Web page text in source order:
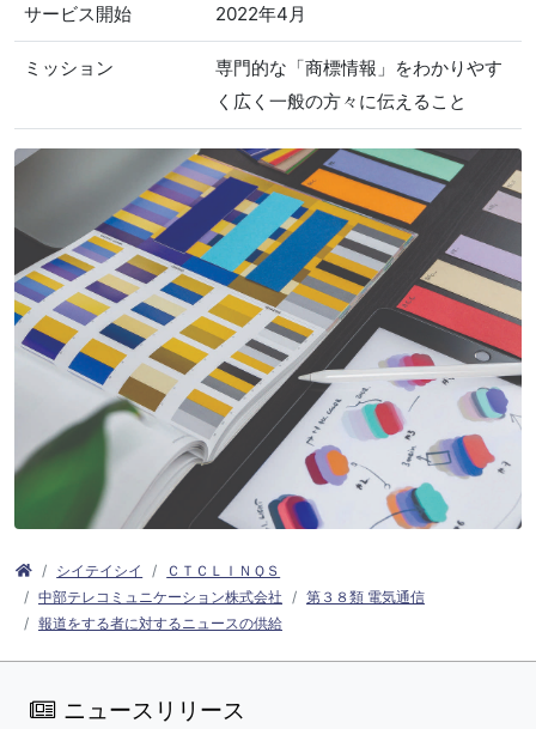
サービス開始 2022年4月
ミッション
専門的な「商標情報」をわかりやす
く広く一般の方々に伝えること
シイテイシイ
ＣＴＣＬＩＮＱＳ
中部テレコミュニケーション株式会社
第３８類 電気通信
報道をする者に対するニュースの供給
ニュースリリース